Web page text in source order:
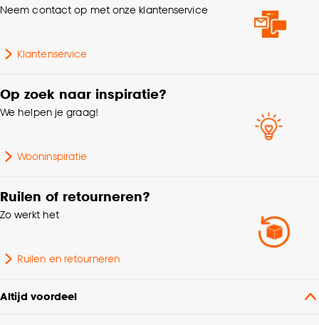
Neem contact op met onze klantenservice
Klantenservice
Op zoek naar inspiratie?
We helpen je graag!
Wooninspiratie
Ruilen of retourneren?
Zo werkt het
Ruilen en retourneren
Altijd voordeel